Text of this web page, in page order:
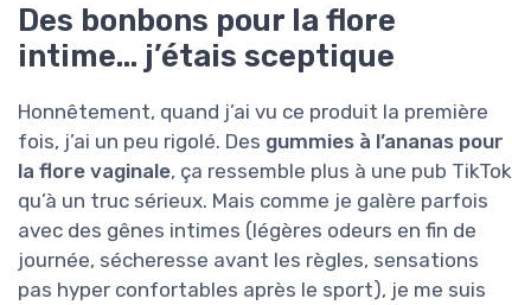
Des bonbons pour la flore
intime… j’étais sceptique
Honnêtement, quand j’ai vu ce produit la première
fois, j’ai un peu rigolé. Des gummies à l’ananas pour
la flore vaginale, ça ressemble plus à une pub TikTok
qu’à un truc sérieux. Mais comme je galère parfois
avec des gênes intimes (légères odeurs en fin de
journée, sécheresse avant les règles, sensations
pas hyper confortables après le sport), je me suis